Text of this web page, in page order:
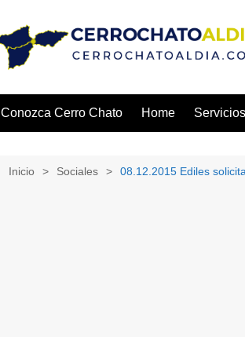
Conozca Cerro Chato Home Servicios
Inicio Sociales 08.12.2015 Ediles